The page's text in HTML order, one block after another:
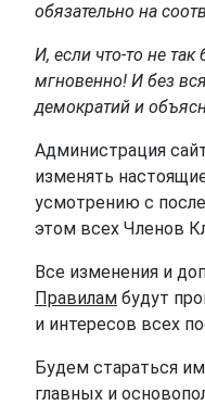
обязательно на
И, если что-то не
мгновенно! И без
демократий и
Администрация
изменять
усмотрению с
этом всех Членов
Все изменения и
Правилам будут
и интересов всех
Будем стараться
главных и